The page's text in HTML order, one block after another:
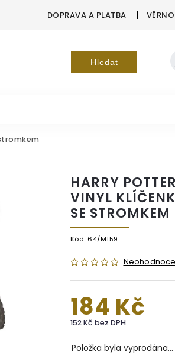
DOPRAVA A PLATBA
Hledat
HARRY
VINYL
SE STROMKEM
Kód: 64/M159
184 Kč
152 Kč bez DPH
Položka byla vyprodána…